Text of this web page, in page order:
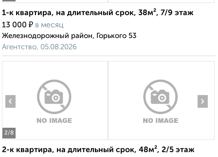
1-к квартира, на длительный срок, 38м², 7/9 этаж
13 000 ₽ в месяц
Железнодорожный район, Горького 53
Агентство, 05.08.2026
2/8
‹ ›
2-к квартира, на длительный срок, 48м², 2/5 этаж